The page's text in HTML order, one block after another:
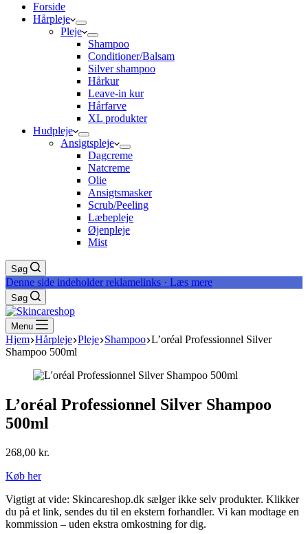
Forside
Hårpleje
Pleje
Shampoo
Conditioner/Balsam
Silver shampoo
Hårkur
Leave-in kur
Hårfarve
XL produkter
Hudpleje
Ansigtspleje
Dagcreme
Natcreme
Olie
Ansigtsmasker
Scrub/Peeling
Læbepleje
Øjenpleje
Mist
Søg
Denne side indeholder reklamelinks · Læs mere
Søg
Menu
Hjem Hårpleje Pleje Shampoo L’oréal Professionnel Silver
Shampoo 500ml
L’oréal Professionnel Silver Shampoo
500ml
268,00 kr.
Køb her
Vigtigt at vide: Skincareshop.dk sælger ikke selv produkter. Klikker
du på et link, sendes du til en ekstern forhandler. Vi kan modtage en
kommission – uden ekstra omkostning for dig.